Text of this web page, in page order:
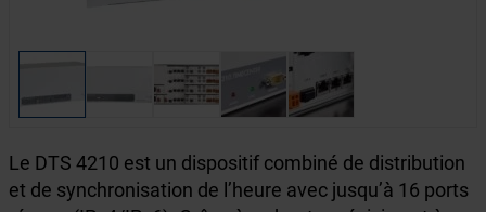
Le DTS 4210 est un dispositif combiné de distribution
et de synchronisation de l’heure avec jusqu’à 16 ports